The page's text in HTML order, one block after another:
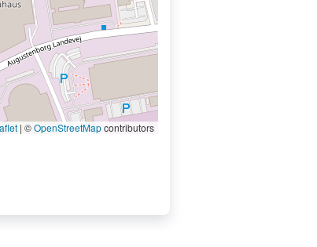
| ©OpenStreetMapcontributors